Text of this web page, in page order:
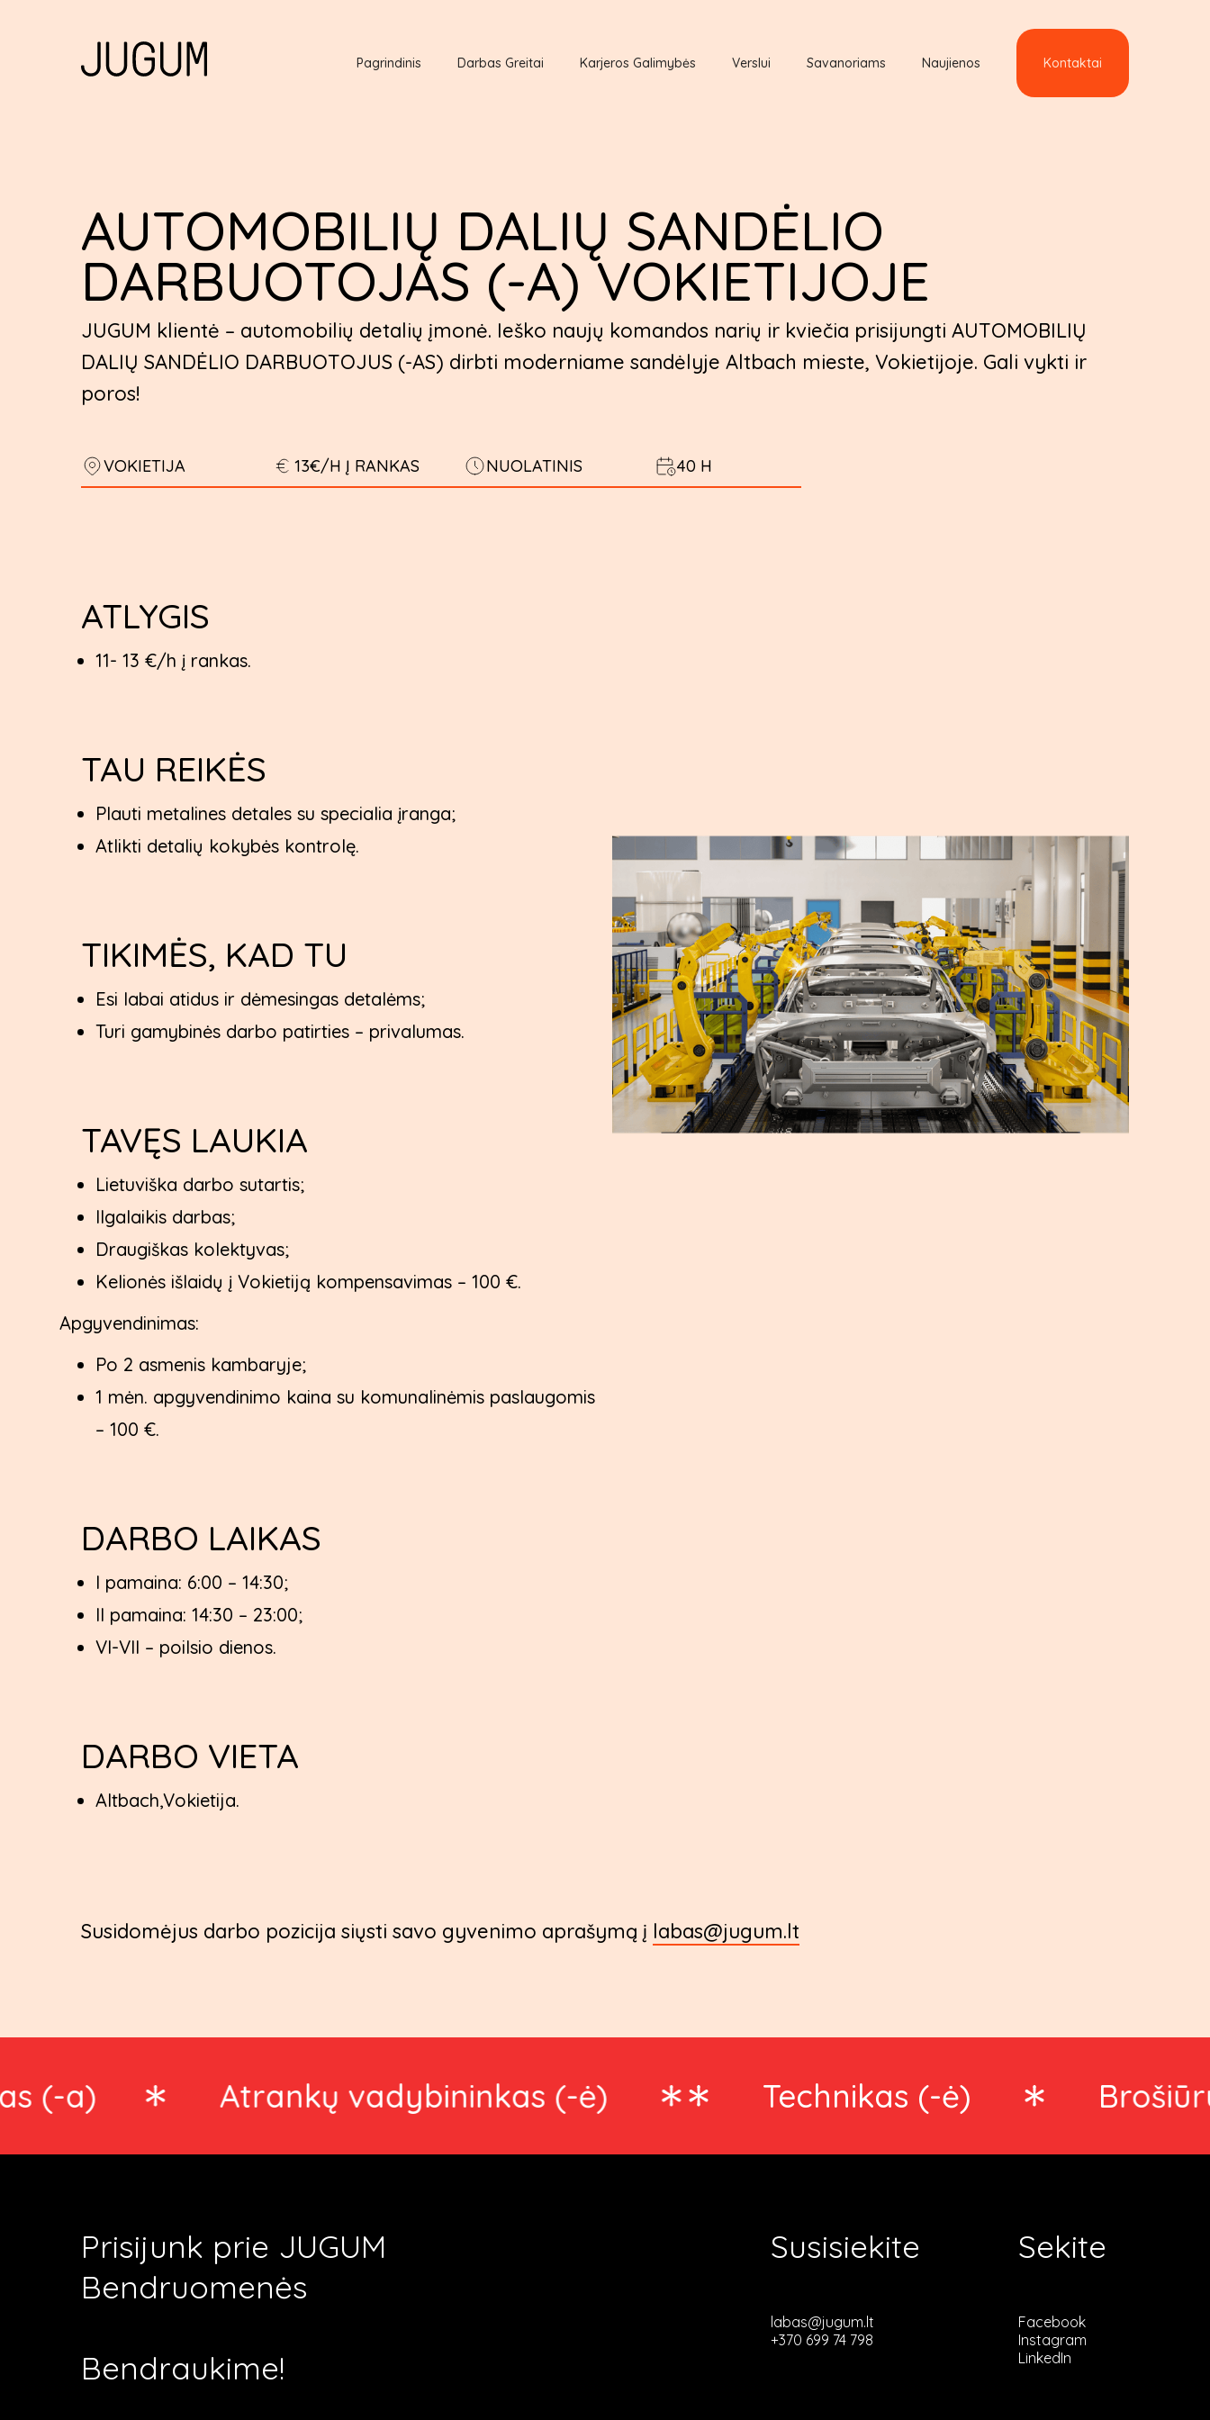
Pagrindinis Darbas Greitai Karjeros Galimybės Verslui Savanoriams Naujienos Kontaktai
AUTOMOBILIŲ DALIŲ SANDĖLIO
DARBUOTOJAS (-A) VOKIETIJOJE
JUGUM klientė – automobilių detalių įmonė. Ieško naujų komandos narių ir kviečia prisijungti AUTOMOBILIŲ
DALIŲ SANDĖLIO DARBUOTOJUS (-AS) dirbti moderniame sandėlyje Altbach mieste, Vokietijoje. Gali vykti ir
poros!
VOKIETIJA 13€/H Į RANKAS NUOLATINIS 40 H
ATLYGIS
11- 13 €/h į rankas.
TAU REIKĖS
Plauti metalines detales su specialia įranga;
Atlikti detalių kokybės kontrolę.
TIKIMĖS, KAD TU
Esi labai atidus ir dėmesingas detalėms;
Turi gamybinės darbo patirties – privalumas.
TAVĘS LAUKIA
Lietuviška darbo sutartis;
Ilgalaikis darbas;
Draugiškas kolektyvas;
Kelionės išlaidų į Vokietiją kompensavimas – 100 €.
Apgyvendinimas:
Po 2 asmenis kambaryje;
1 mėn. apgyvendinimo kaina su komunalinėmis paslaugomis
– 100 €.
DARBO LAIKAS
I pamaina: 6:00 – 14:30;
II pamaina: 14:30 – 23:00;
VI-VII – poilsio dienos.
DARBO VIETA
Altbach,Vokietija.
Susidomėjus darbo pozicija siųsti savo gyvenimo aprašymą į labas@jugum.lt
Atrankų vadybininkas (-ė) Technikas (-ė)
Prisijunk prie JUGUM
Bendruomenės
Bendraukime!
Susisiekite Sekite
labas@jugum.lt
+370 699 74 798
Facebook
Instagram
LinkedIn